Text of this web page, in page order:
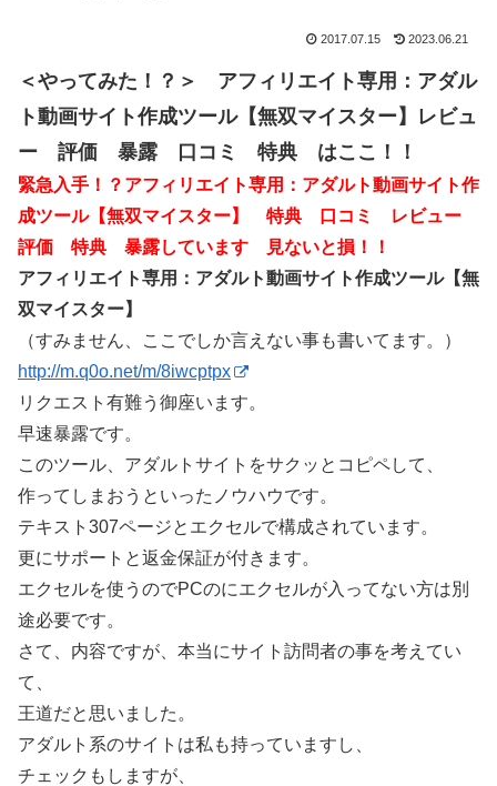
2017.07.15 2023.06.21
＜やってみた！？＞ アフィリエイト専用：アダル
ト動画サイト作成ツール【無双マイスター】レビュ
ー 評価 暴露 口コミ 特典 はここ！！
緊急入手！？アフィリエイト専用：アダルト動画サイト作
成ツール【無双マイスター】 特典 口コミ レビュー
評価 特典 暴露しています 見ないと損！！
アフィリエイト専用：アダルト動画サイト作成ツール【無
双マイスター】
（すみません、ここでしか言えない事も書いてます。）
http://m.q0o.net/m/8iwcptpx
リクエスト有難う御座います。
早速暴露です。
このツール、アダルトサイトをサクッとコピペして、
作ってしまおうといったノウハウです。
テキスト307ページとエクセルで構成されています。
更にサポートと返金保証が付きます。
エクセルを使うのでPCのにエクセルが入ってない方は別
途必要です。
さて、内容ですが、本当にサイト訪問者の事を考えてい
て、
王道だと思いました。
アダルト系のサイトは私も持っていますし、
チェックもしますが、